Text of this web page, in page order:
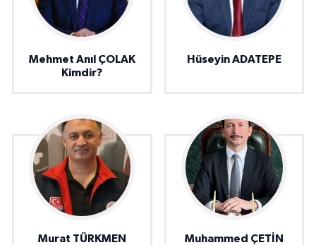
Mehmet Anıl ÇOLAK
Kimdir?
Hüseyin ADATEPE
Murat TÜRKMEN
Muhammed ÇETİN